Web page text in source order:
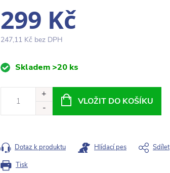
299 Kč
247,11 Kč bez DPH
MěrnáSkladem >20 ks
VLOŽIT DO KOŠÍKU
Tisk
Dotaz k produktu Hlídací pes Sdílet